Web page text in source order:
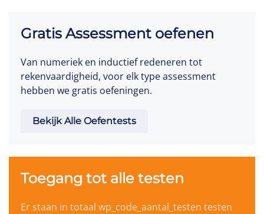
Gratis Assessment oefenen
Van numeriek en inductief redeneren tot
rekenvaardigheid, voor elk type assessment
hebben we gratis oefeningen.
Bekijk Alle Oefentests
Toegang tot alle testen
Er staan in totaal wp_code_aantal_testen testen